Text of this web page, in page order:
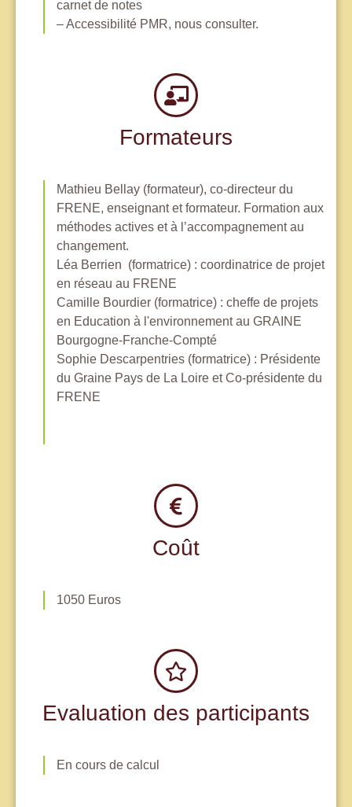
carnet de notes
– Accessibilité PMR, nous consulter.
Formateurs
Mathieu Bellay (formateur), co-directeur du
FRENE, enseignant et formateur. Formation aux
méthodes actives et à l’accompagnement au
changement.
Léa Berrien (formatrice) : coordinatrice de projet
en réseau au FRENE
Camille Bourdier (formatrice) : cheffe de projets
en Education à l'environnement au GRAINE
Bourgogne-Franche-Compté
Sophie Descarpentries (formatrice) : Présidente
du Graine Pays de La Loire et Co-présidente du
FRENE
Coût
1050 Euros
Evaluation des participants
En cours de calcul